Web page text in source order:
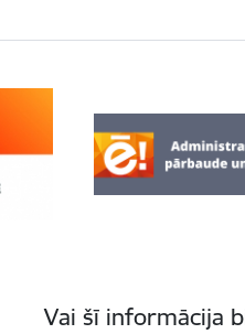
Vai šī informācija